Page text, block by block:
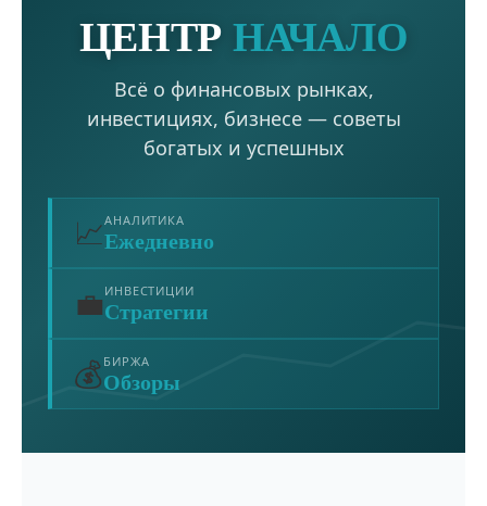
ЦЕНТРНАЧАЛО
Всё о финансовых рынках,
инвестициях, бизнесе — советы
богатых и успешных
📈АНАЛИТИКА
Ежедневно
💼 ИНВЕСТИЦИИ
Стратегии
💰 БИРЖА
Обзоры